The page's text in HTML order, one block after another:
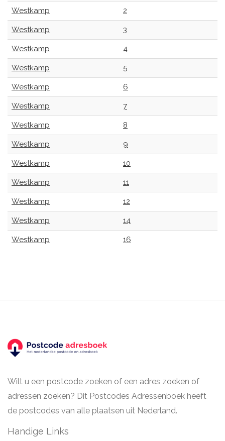
Westkamp 2
Westkamp 3
Westkamp 4
Westkamp 5
Westkamp 6
Westkamp 7
Westkamp 8
Westkamp 9
Westkamp 10
Westkamp 11
Westkamp 12
Westkamp 14
Westkamp 16
Wilt u een postcode zoeken of een adres zoeken of
adressen zoeken? Dit Postcodes Adressenboek heeft
de postcodes van alle plaatsen uit Nederland.
Handige Links